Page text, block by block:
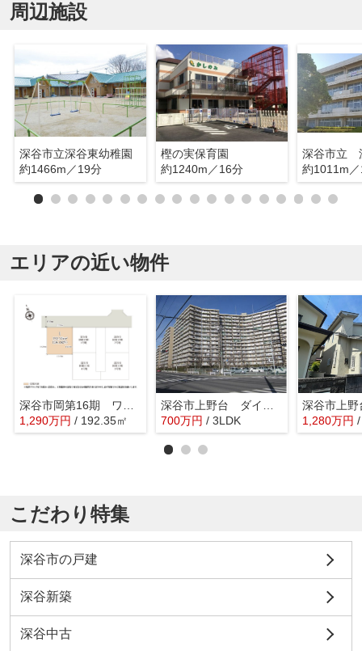
周辺施設
深谷市立深谷東幼稚園
約1466m／19分
樫の実保育園
約1240m／16分
深谷市立
約1011m
エリアの近い物件
1,290万円 / 192.35㎡
700万円 / 3LDK 1,280万円
こだわり特集
深谷市の戸建
深谷新築
深谷中古